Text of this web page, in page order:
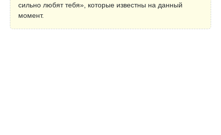
сильно любят тебя», которые известны на данный
момент.